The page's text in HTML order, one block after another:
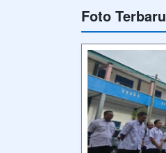
Foto Terbaru